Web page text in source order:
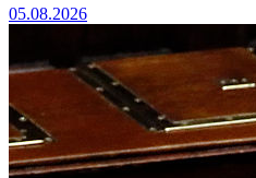
05.08.2026